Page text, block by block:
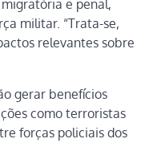
e penal,
militar. “Trata-se,
relevantes sobre
gerar benefícios
como terroristas
forças policiais dos